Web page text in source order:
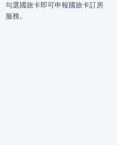
勾選國旅卡即可申報國旅卡訂房
服務。